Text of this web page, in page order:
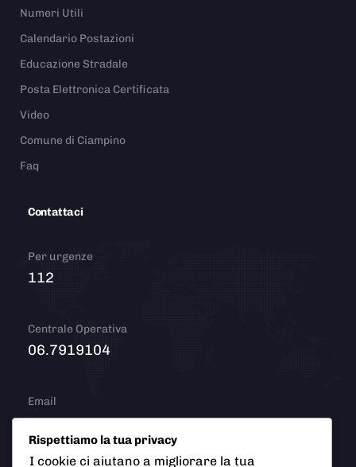
Numeri Utili
Calendario Postazioni
Educazione Stradale
Posta Elettronica Certificata
Video
Comune di Ciampino
Faq
Contattaci
Per urgenze
112
Centrale Operativa
06.7919104
Email
info@polizialocaleciampino.it
Rispettiamo la tua privacy
I cookie ci aiutano a migliorare la tua